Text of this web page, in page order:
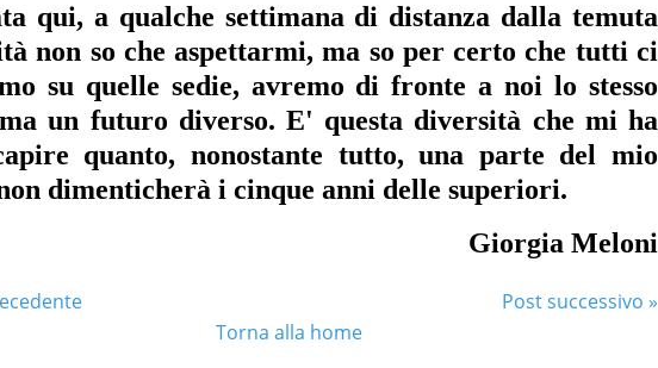
qui, a qualche settimana di distanza dalla temuta
non so che aspettarmi, ma so per certo che tutti ci
su quelle sedie, avremo di fronte a noi lo stesso
un futuro diverso. E' questa diversità che mi ha
quanto, nonostante tutto, una parte del mio
dimenticherà i cinque anni delle superiori.
Giorgia Meloni
Post successivo »
Torna alla home